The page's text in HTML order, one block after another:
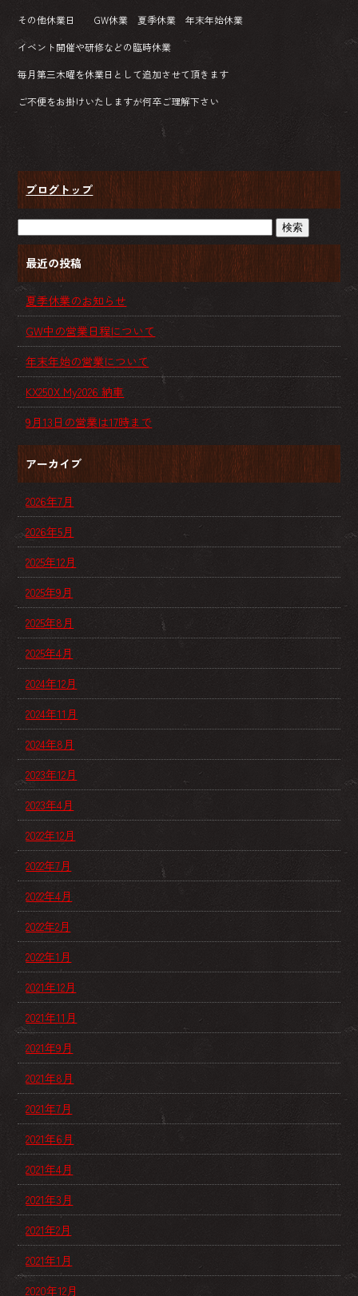
その他休業日 GW休業 夏季休業 年末年始休業
イベント開催や研修などの臨時休業
毎月第三木曜を休業日として追加させて頂きます
ご不便をお掛けいたしますが何卒ご理解下さい
ブログトップ
最近の投稿
夏季休業のお知らせ
GW中の営業日程について
年末年始の営業について
KX250X My2026 納車
9月13日の営業は17時まで
アーカイブ
2026年7月
2026年5月
2025年12月
2025年9月
2025年8月
2025年4月
2024年12月
2024年11月
2024年8月
2023年12月
2023年4月
2022年12月
2022年7月
2022年4月
2022年2月
2022年1月
2021年12月
2021年11月
2021年9月
2021年8月
2021年7月
2021年6月
2021年4月
2021年3月
2021年2月
2021年1月
2020年12月